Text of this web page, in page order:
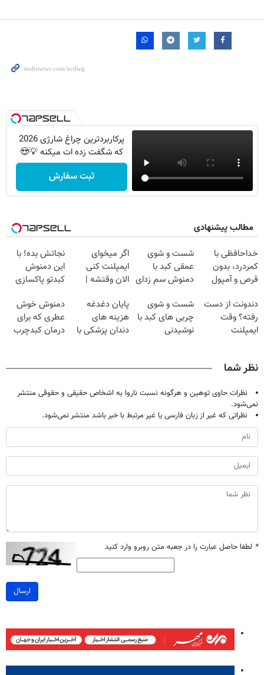
پرکاربردترین چراغ شارژی 2026
که شگفت زده ات میکنه 💡😍
ثبت سفارش
مطالب پیشنهادی
خداحافظی با
کمردرد، بدون
قرص و آمپول
شست و شوی
عمقی کبد با
دمنوش سم زدای
اگر میخوای
ایمپلنت کنی
الان وقتشه |
میلیون تومان!!!
نجاتش بده! با
این دمنوش
کبدتو پاکسازی
مرجوعی
دندونت از دست
رفته؟ وقت
ایمپلنت
شست و شوی
چربی های کبد با
نوشیدنی
پایان دغدغه
هزینه های
دندان پزشکی با
دمنوش خوش
عطری که برای
درمان کبدچرب
نظر شما
نظرات حاوی توهین و هرگونه نسبت ناروا به اشخاص حقیقی و حقوقی منتشر
نمی‌شود.
نظراتی که غیر از زبان فارسی یا غیر مرتبط با خبر باشد منتشر نمی‌شود.
* لطفا حاصل عبارت را در جعبه متن روبرو وارد کنید
ارسال